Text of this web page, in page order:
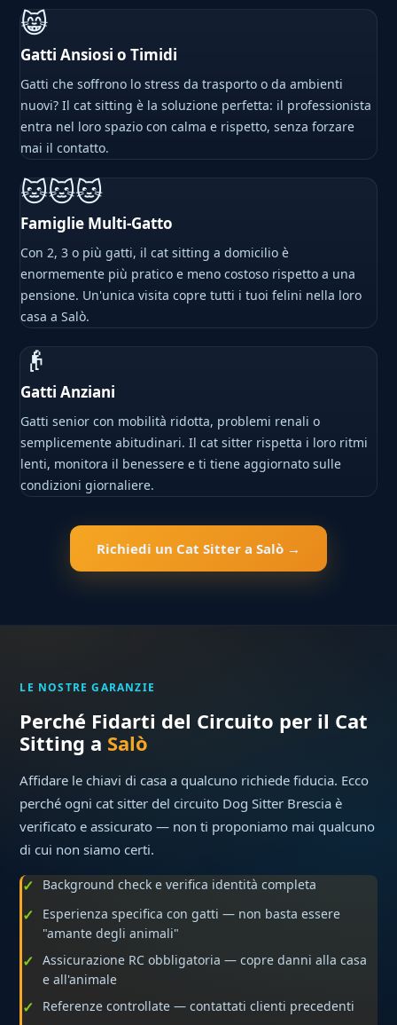
😸
Gatti Ansiosi o Timidi
Gatti che soffrono lo stress da trasporto o da ambienti
nuovi? Il cat sitting è la soluzione perfetta: il professionista
entra nel loro spazio con calma e rispetto, senza forzare
mai il contatto.
🐱🐱🐱
Famiglie Multi-Gatto
Con 2, 3 o più gatti, il cat sitting a domicilio è
enormemente più pratico e meno costoso rispetto a una
pensione. Un'unica visita copre tutti i tuoi felini nella loro
casa a Salò.
👴
Gatti Anziani
Gatti senior con mobilità ridotta, problemi renali o
semplicemente abitudinari. Il cat sitter rispetta i loro ritmi
lenti, monitora il benessere e ti tiene aggiornato sulle
condizioni giornaliere.
Richiedi un Cat Sitter a Salò →
LE NOSTRE GARANZIE
Perché Fidarti del Circuito per il Cat
Sitting a Salò
Affidare le chiavi di casa a qualcuno richiede fiducia. Ecco
perché ogni cat sitter del circuito Dog Sitter Brescia è
verificato e assicurato — non ti proponiamo mai qualcuno
di cui non siamo certi.
Background check e verifica identità completa
Esperienza specifica con gatti — non basta essere
"amante degli animali"
Assicurazione RC obbligatoria — copre danni alla casa
e all'animale
Referenze controllate — contattati clienti precedenti